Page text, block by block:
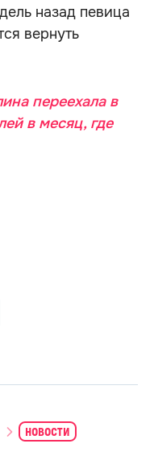
назад певица
вернуть
переехала в
в месяц, где
новости